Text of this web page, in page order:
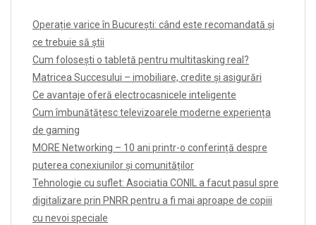
Operație varice în București: când este recomandată și
ce trebuie să știi
Cum folosești o tabletă pentru multitasking real?
Matricea Succesului – imobiliare, credite și asigurări
Ce avantaje oferă electrocasnicele inteligente
Cum îmbunătățesc televizoarele moderne experiența
de gaming
MORE Networking – 10 ani printr-o conferință despre
puterea conexiunilor și comunităților
Tehnologie cu suflet: Asociatia CONIL a facut pasul spre
digitalizare prin PNRR pentru a fi mai aproape de copiii
cu nevoi speciale